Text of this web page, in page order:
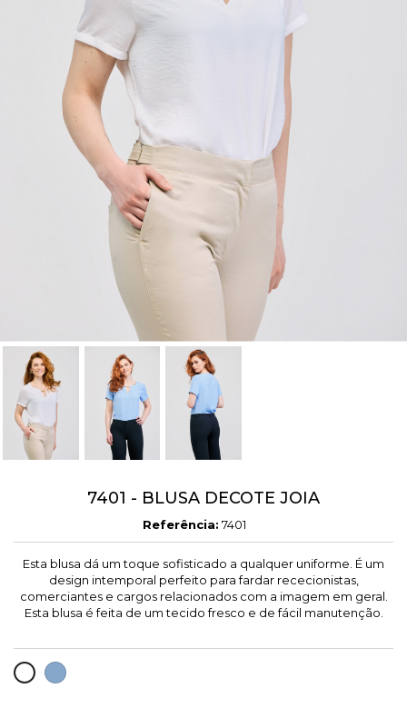
7401 - BLUSA DECOTE JOIA
Referência: 7401
Esta blusa dá um toque sofisticado a qualquer uniforme. É um
design intemporal perfeito para fardar rececionistas,
comerciantes e cargos relacionados com a imagem em geral.
Esta blusa é feita de um tecido fresco e de fácil manutenção.
BRANCOCELESTE
Create wishlist